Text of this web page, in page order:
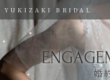
YUKIZAKI BRIDAL
婚